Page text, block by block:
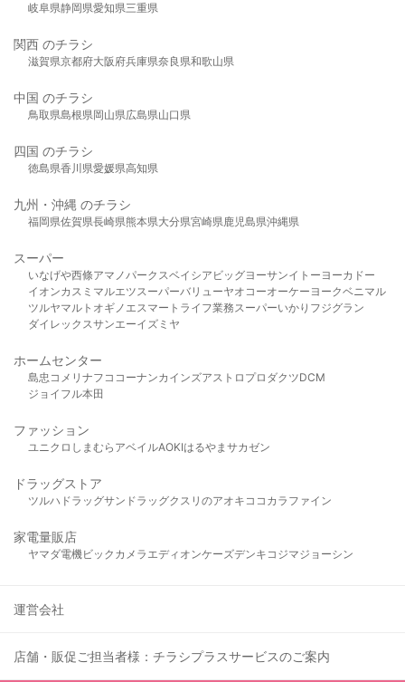
岐阜県静岡県愛知県三重県
関西 のチラシ
滋賀県京都府大阪府兵庫県奈良県和歌山県
中国 のチラシ
鳥取県島根県岡山県広島県山口県
四国 のチラシ
徳島県香川県愛媛県高知県
九州・沖縄 のチラシ
福岡県佐賀県長崎県熊本県大分県宮崎県鹿児島県沖縄県
スーパー
いなげや西條アマノパークスベイシア ビッグヨーサンイトーヨーカドー
イオンカスミ マルエツスーパーバリューヤオコーオーケー ヨークベニマル
ツルヤマルト オギノ エスマート ライフ業務スーパーいかり フジグラン
ダイレックスサンエーイズミヤ
ホームセンター
島忠 コメリ ナフコ コーナンカインズアストロプロダクツDCM
ジョイフル本田
ファッション
ユニクロ しまむら アベイルAOKIはるやま サカゼン
ドラッグストア
ツルハドラッグサンドラッグクスリのアオキ ココカラファイン
家電量販店
ヤマダ電機ビックカメラ エディオンケーズデンキ コジマジョーシン
運営会社
店舗・販促ご担当者様：チラシプラスサービスのご案内